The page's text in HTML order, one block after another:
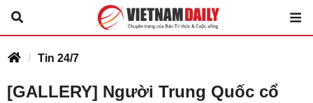
Tin 24/7
[GALLERY] Người Trung Quốc cổ